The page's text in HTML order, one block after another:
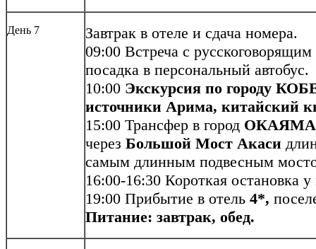
День 7
Завтрак в отеле и сдача номера.
09:00 Встреча с
посадка в персональный автобус.
10:00 Экскурсия по городу
источники Арима, китайский
15:00 Трансфер в город ОКАЯМА
через Большой Мост Акаси
самым длинным подвесным
16:00-16:30 Короткая остановка
19:00 Прибытие в отель 4*,
Питание: завтрак, обед.